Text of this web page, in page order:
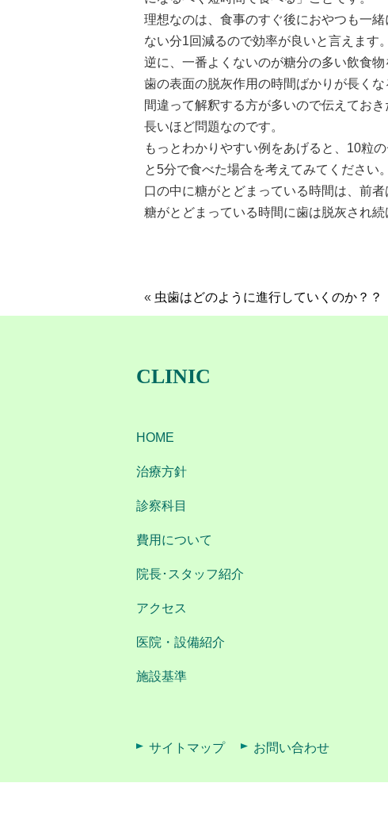
理想なのは、食事のすぐ後におやつも一
ない分1回減るので効率が良いと言えます。
逆に、一番よくないのが糖分の多い飲食
歯の表面の脱灰作用の時間ばかりが長く
間違って解釈する方が多いので伝えてお
長いほど問題なのです。
もっとわかりやすい例をあげると、10粒
と5分で食べた場合を考えてみてください。
口の中に糖がとどまっている時間は、前者
糖がとどまっている時間に歯は脱灰され
« 虫歯はどのように進行していくのか？？
CLINIC
HOME
治療方針
診察科目
費用について
院長･スタッフ紹介
アクセス
医院・設備紹介
施設基準
サイトマップ お問い合わせ